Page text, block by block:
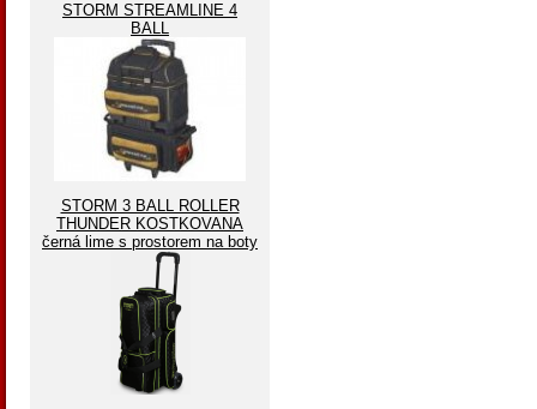
STORM STREAMLINE 4
BALL
STORM 3 BALL ROLLER
THUNDER KOSTKOVANA
černá lime s prostorem na boty